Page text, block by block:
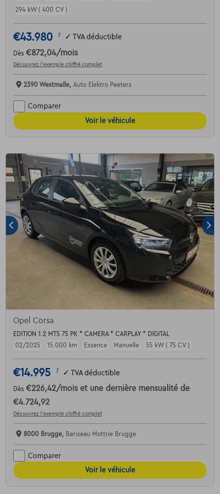
294 kW ( 400 CV )
€43.980 1 ✓ TVA déductible
Dès €872,04/mois
Découvrez l’exemple chiffré complet
2390 Westmalle, Auto Elektro Peeters
Comparer
Voir le véhicule
Opel Corsa
EDITION 1.2 MT5 75 PK * CAMERA * CARPLAY * DIGITAL
02/2025
15.000 km Essence Manuelle 55 kW ( 75 CV )
€14.995 1 ✓ TVA déductible
Dès €226,42/mois et une dernière mensualité de
€4.724,92
Découvrez l’exemple chiffré complet
8000 Brugge, Bariseau Mottrie Brugge
Comparer
Voir le véhicule